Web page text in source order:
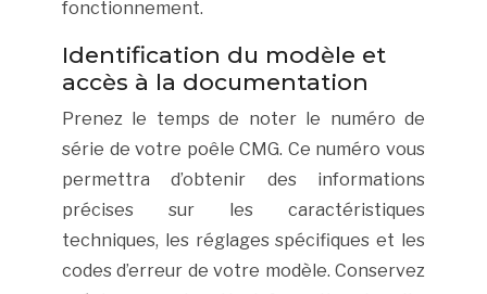
fonctionnement.
Identification du modèle et
accès à la documentation
Prenez le temps de noter le numéro de
série de votre poêle CMG. Ce numéro vous
permettra d’obtenir des informations
précises sur les caractéristiques
techniques, les réglages spécifiques et les
codes d’erreur de votre modèle. Conservez